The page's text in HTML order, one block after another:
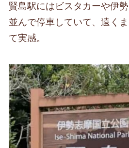
賢島駅にはビスタカーや伊
並んで停車していて、遠く
て実感。